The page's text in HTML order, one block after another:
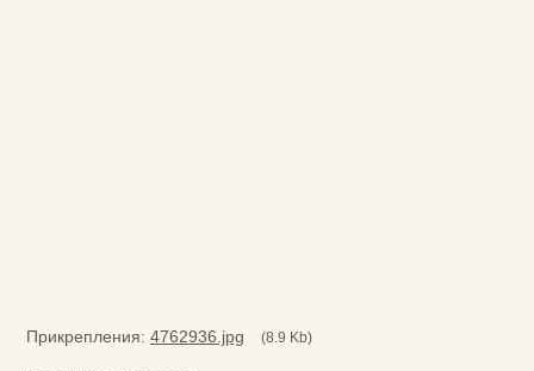
Прикрепления: 4762936.jpg (8.9 Kb)